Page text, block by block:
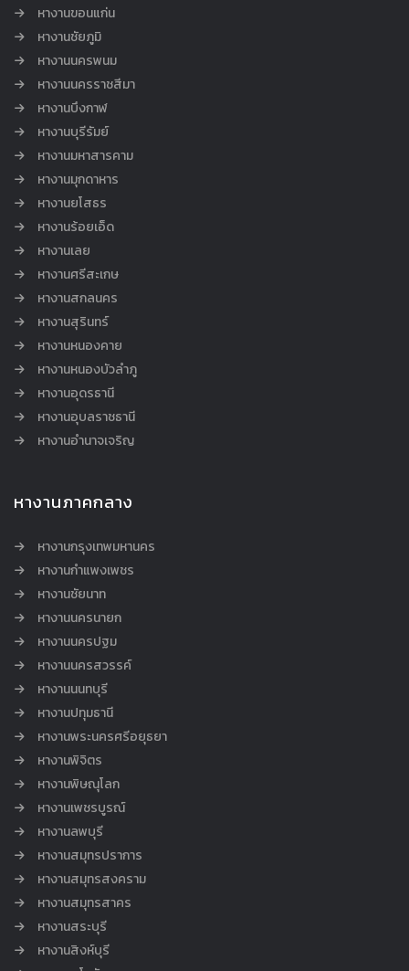
หางานขอนแก่น
หางานชัยภูมิ
หางานนครพนม
หางานนครราชสีมา
หางานบึงกาฬ
หางานบุรีรัมย์
หางานมหาสารคาม
หางานมุกดาหาร
หางานยโสธร
หางานร้อยเอ็ด
หางานเลย
หางานศรีสะเกษ
หางานสกลนคร
หางานสุรินทร์
หางานหนองคาย
หางานหนองบัวลำภู
หางานอุดรธานี
หางานอุบลราชธานี
หางานอำนาจเจริญ
หางานภาคกลาง
หางานกรุงเทพมหานคร
หางานกำแพงเพชร
หางานชัยนาท
หางานนครนายก
หางานนครปฐม
หางานนครสวรรค์
หางานนนทบุรี
หางานปทุมธานี
หางานพระนครศรีอยุธยา
หางานพิจิตร
หางานพิษณุโลก
หางานเพชรบูรณ์
หางานลพบุรี
หางานสมุทรปราการ
หางานสมุทรสงคราม
หางานสมุทรสาคร
หางานสระบุรี
หางานสิงห์บุรี